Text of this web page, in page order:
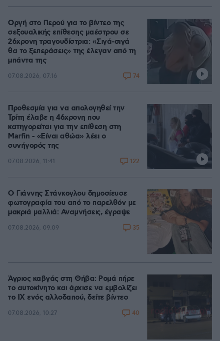
Οργή στο Περού για το βίντεο της
σεξουαλικής επίθεσης μαέστρου σε
26χρονη τραγουδίστρια: «Σιγά-σιγά
θα το ξεπεράσεις» της έλεγαν από τη
μπάντα της
07.08.2026, 07:16 74
Προθεσμία για να απολογηθεί την
Τρίτη έλαβε η 46χρονη που
κατηγορείται για την επίθεση στη
Marfin - «Είναι αθώα» λέει ο
συνήγορός της
07.08.2026, 11:41 122
Ο Γιάννης Στάνκογλου δημοσίευσε
φωτογραφία του από το παρελθόν με
μακριά μαλλιά: Αναμνήσεις, έγραψε
07.08.2026, 09:09 35
Άγριος καβγάς στη Θήβα: Ρομά πήρε
το αυτοκίνητο και άρχισε να εμβολίζει
το ΙΧ ενός αλλοδαπού, δείτε βίντεο
07.08.2026, 10:27 40